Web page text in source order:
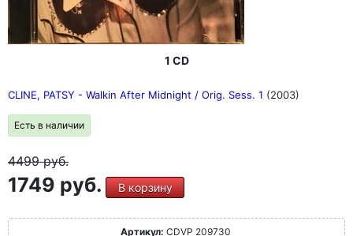
1 CD
CLINE, PATSY - Walkin After Midnight / Orig. Sess. 1 (2003)
Есть в наличии
4499руб.
1749 руб. В корзину
Артикул: CDVP 209730